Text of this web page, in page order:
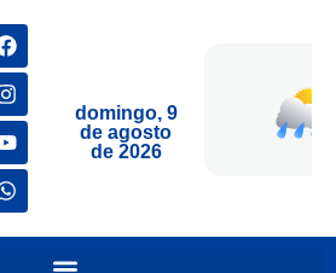
domingo, 9
de agosto
de 2026